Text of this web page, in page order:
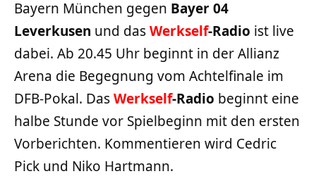
Bayern München gegen Bayer 04
Leverkusen und dasWerkself-Radio ist live
dabei. Ab 20.45 Uhr beginnt in der Allianz
Arena die Begegnung vom Achtelfinale im
DFB-Pokal. DasWerkself-Radio beginnt eine
halbe Stunde vor Spielbeginn mit den ersten
Vorberichten. Kommentieren wird Cedric
Pick und Niko Hartmann.